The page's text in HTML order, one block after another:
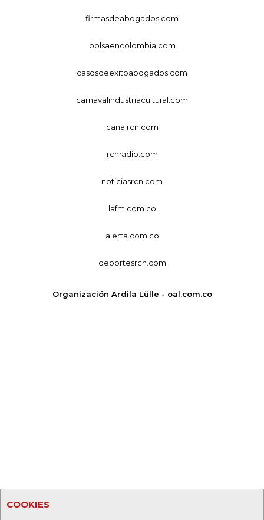
COOKIES
firmasdeabogados.com
bolsaencolombia.com
casosdeexitoabogados.com
carnavalindustriacultural.com
canalrcn.com
rcnradio.com
noticiasrcn.com
lafm.com.co
alerta.com.co
deportesrcn.com
Organización Ardila Lülle - oal.com.co